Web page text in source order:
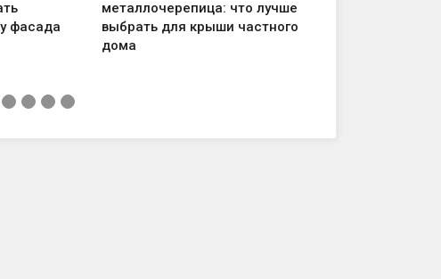
фасада
металлочерепица: что лучше
выбрать для крыши частного
дома